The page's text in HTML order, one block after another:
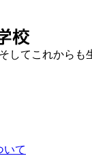
してこれからも
いて